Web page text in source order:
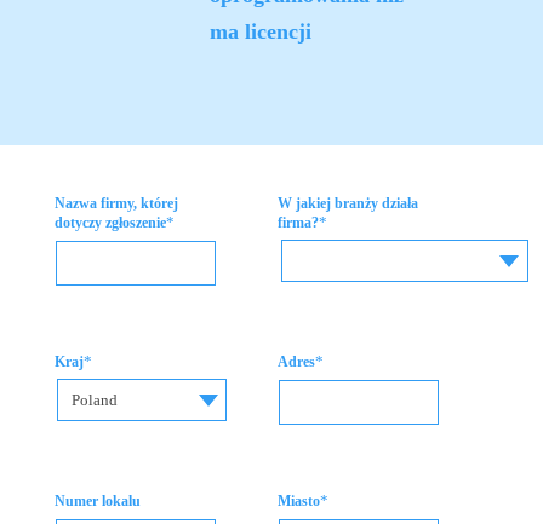
ma licencji
Nazwa firmy, której
dotyczy zgłoszenie*
W jakiej branży działa
firma?*
Kraj*
Poland
Adres*
Numer lokalu Miasto*